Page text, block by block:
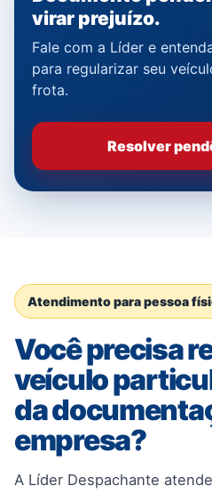
virar prejuízo.
Fale com a Líder e
para regularizar seu
frota.
Resolver
Atendimento para pessoa
Você precisa
veículo
da
empresa?
A Líder Despachante